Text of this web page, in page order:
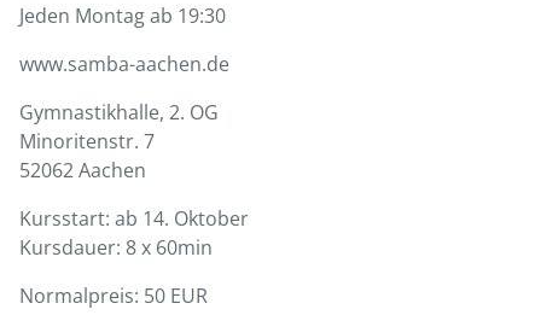
Jeden Montag ab 19:30
www.samba-aachen.de
Gymnastikhalle, 2. OG
Minoritenstr. 7
52062 Aachen
Kursstart: ab 14. Oktober
Kursdauer: 8 x 60min
Normalpreis: 50 EUR